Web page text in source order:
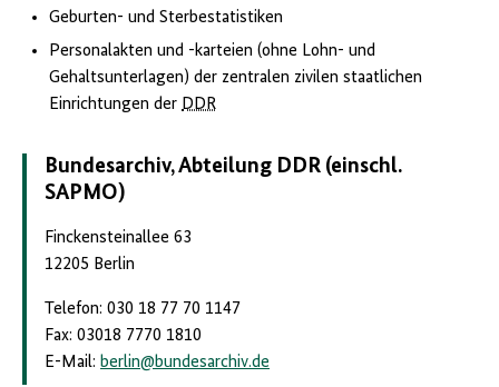
Geburten- und Sterbestatistiken
Personalakten und -karteien (ohne Lohn- und
Gehaltsunterlagen) der zentralen zivilen staatlichen
Einrichtungen der DDR
Bundesarchiv, Abteilung DDR (einschl.
SAPMO)
Finckensteinallee 63
12205 Berlin
Telefon: 030 18 77 70 1147
Fax: 03018 7770 1810
E-Mail: berlin@bundesarchiv.de